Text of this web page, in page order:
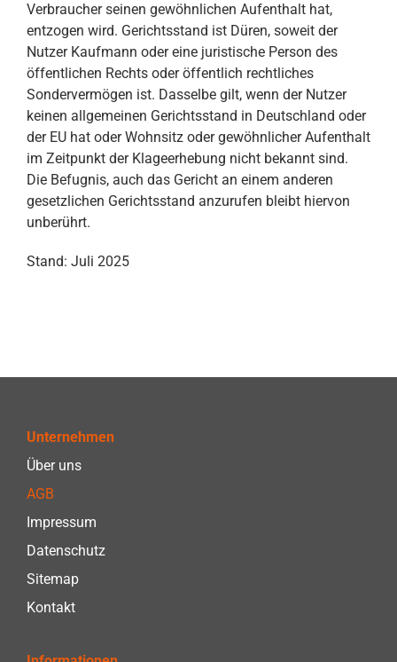
Verbraucher seinen gewöhnlichen Aufenthalt hat,
entzogen wird. Gerichtsstand ist Düren, soweit der
Nutzer Kaufmann oder eine juristische Person des
öffentlichen Rechts oder öffentlich rechtliches
Sondervermögen ist. Dasselbe gilt, wenn der Nutzer
keinen allgemeinen Gerichtsstand in Deutschland oder
der EU hat oder Wohnsitz oder gewöhnlicher Aufenthalt
im Zeitpunkt der Klageerhebung nicht bekannt sind.
Die Befugnis, auch das Gericht an einem anderen
gesetzlichen Gerichtsstand anzurufen bleibt hiervon
unberührt.
Stand: Juli 2025
Unternehmen
Über uns
AGB
Impressum
Datenschutz
Sitemap
Kontakt